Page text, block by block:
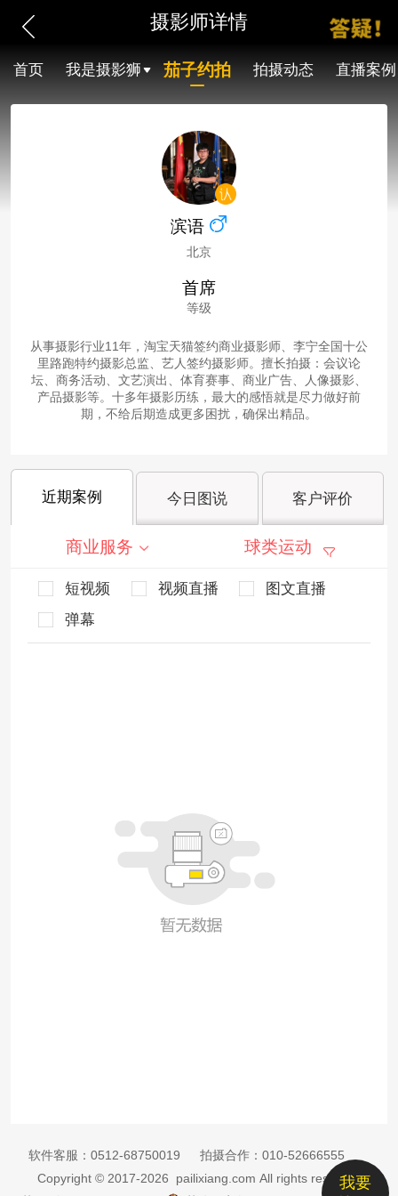
摄影师详情
首页 我是摄影狮 茄子约拍 拍摄动态 直播案例
滨语
北京
首席
等级
从事摄影行业11年，淘宝天猫签约商业摄影师、李宁全国十公
里路跑特约摄影总监、艺人签约摄影师。擅长拍摄：会议论
坛、商务活动、文艺演出、体育赛事、商业广告、人像摄影、
产品摄影等。十多年摄影历练，最大的感悟就是尽力做好前
期，不给后期造成更多困扰，确保出精品。
近期案例 今日图说 客户评价
商业服务 球类运动
短视频 视频直播
图文直播
弹幕
我要
软件客服： 0512-68750019 拍摄合作： 010-52666555
Copyright © 2017-2026 pailixiang.com All rights reserved